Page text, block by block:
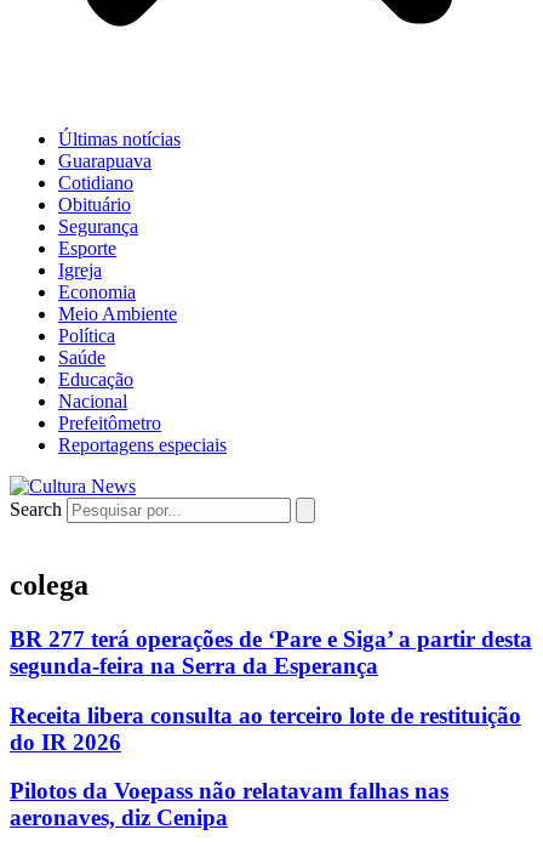
Últimas notícias
Guarapuava
Cotidiano
Obituário
Segurança
Esporte
Igreja
Economia
Meio Ambiente
Política
Saúde
Educação
Nacional
Prefeitômetro
Reportagens especiais
Search
colega
BR 277 terá operações de ‘Pare e Siga’ a partir desta
segunda-feira na Serra da Esperança
Receita libera consulta ao terceiro lote de restituição
do IR 2026
Pilotos da Voepass não relatavam falhas nas
aeronaves, diz Cenipa